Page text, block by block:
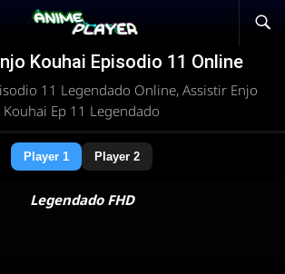
Kouhai Episodio 11 Online
11 Legendado Online, Assistir Enjo
Kouhai Ep 11 Legendado
Player 1 Player 2
Legendado FHD